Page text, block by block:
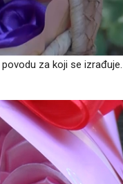
za koji se